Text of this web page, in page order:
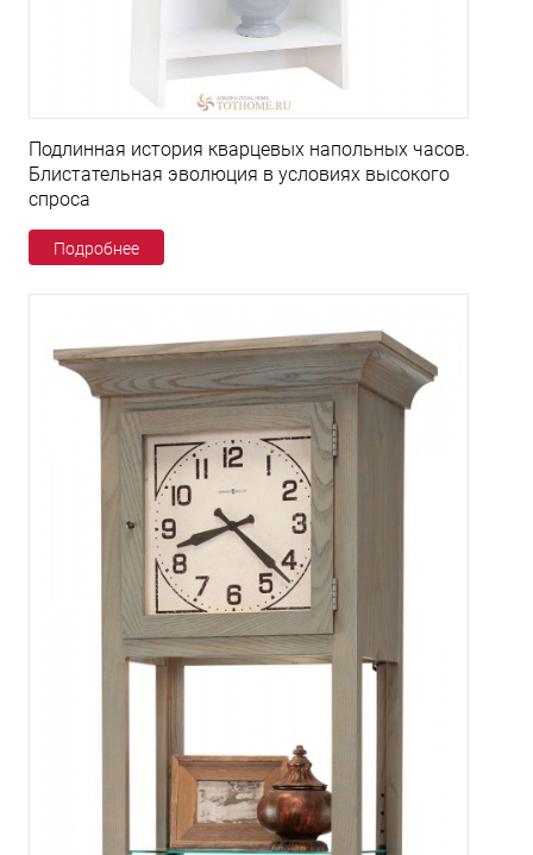
Подлинная история кварцевых напольных часов.
Блистательная эволюция в условиях высокого
спроса
Подробнее